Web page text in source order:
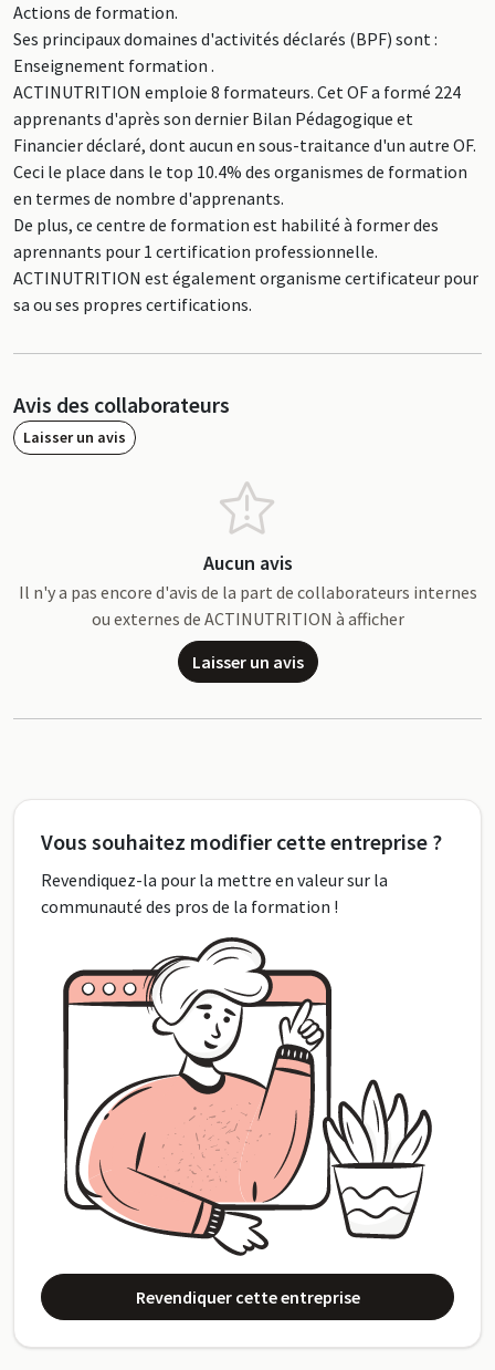
Actions de formation.
Ses principaux domaines d'activités déclarés (BPF) sont :
Enseignement formation .
ACTINUTRITION emploie 8 formateurs. Cet OF a formé 224
apprenants d'après son dernier Bilan Pédagogique et
Financier déclaré, dont aucun en sous-traitance d'un autre OF.
Ceci le place dans le top 10.4% des organismes de formation
en termes de nombre d'apprenants.
De plus, ce centre de formation est habilité à former des
aprennants pour 1 certification professionnelle.
ACTINUTRITION est également organisme certificateur pour
sa ou ses propres certifications.
Avis des collaborateurs
Laisser un avis
Aucun avis
Il n'y a pas encore d'avis de la part de collaborateurs internes
ou externes de ACTINUTRITION à afficher
Laisser un avis
Vous souhaitez modifier cette entreprise ?
Revendiquez-la pour la mettre en valeur sur la
communauté des pros de la formation !
Revendiquer cette entreprise